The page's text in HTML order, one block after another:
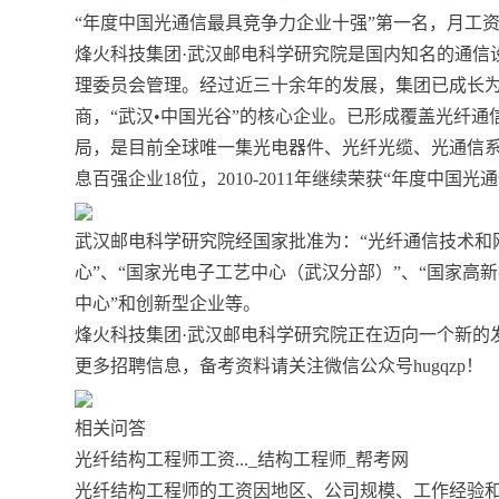
“年度中国光通信最具竞争力企业十强”第一名，月工
烽火科技集团·武汉邮电科学研究院是国内知名的通
理委员会管理。经过近三十余年的发展，集团已成长
商，“武汉•中国光谷”的核心企业。已形成覆盖光纤
局，是目前全球唯一集光电器件、光纤光缆、光通信
息百强企业18位，2010-2011年继续荣获“年度中国光
武汉邮电科学研究院经国家批准为：“光纤通信技术
心”、“国家光电子工艺中心（武汉分部）”、“国家高
中心”和创新型企业等。
烽火科技集团·武汉邮电科学研究院正在迈向一个新
更多招聘信息，备考资料请关注微信公众号hugqzp！
相关问答
光纤结构工程师工资..._结构工程师_帮考网
光纤结构工程师的工资因地区、公司规模、工作经验